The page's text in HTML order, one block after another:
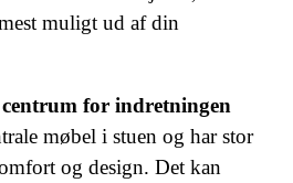
muligt ud af din
centrum for indretningen
møbel i stuen og har stor
og design. Det kan